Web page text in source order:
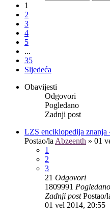
1
2
3
4
5
...
35
Sljedeća
Obavijesti
Odgovori
Pogledano
Zadnji post
LZS enciklopedija
Postao/la Abzeenth » 01
1
2
3
21 Odgovori
1809991 Pogledano
Zadnji postPostao/
01 vel 2014, 20:55